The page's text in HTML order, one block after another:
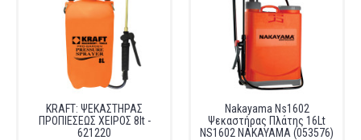
KRAFT: ΨΕΚΑΣΤΗΡΑΣ
ΠΡΟΠΙΕΣΕΩΣ ΧΕΙΡΟΣ 8lt -
621220
Nakayama Ns1602
Ψεκαστήρας Πλάτης 16Lt
NS1602 NAKAYAMA (053576)